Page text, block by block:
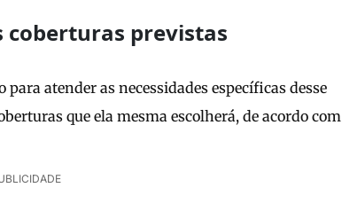
coberturas previstas
atender as necessidades específicas desse
que ela mesma escolherá, de acordo com